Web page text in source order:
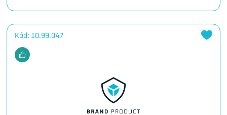
Kód: 10.99.047